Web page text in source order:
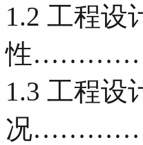
1.2 工程设
性
1.3 工程设
况